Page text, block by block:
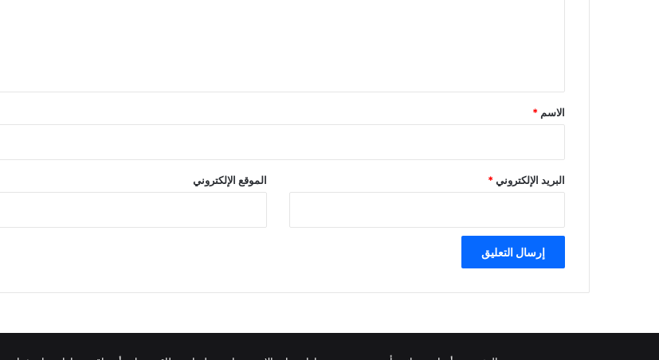
*
الاسم *
البريد الإلكتروني* الموقع الإلكتروني